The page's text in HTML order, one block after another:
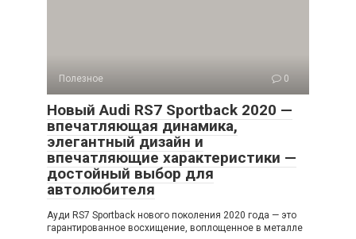
Полезное 0
Новый Audi RS7 Sportback 2020 —
впечатляющая динамика,
элегантный дизайн и
впечатляющие характеристики —
достойный выбор для
автолюбителя
Ауди RS7 Sportback нового поколения 2020 года — это
гарантированное восхищение, воплощенное в металле